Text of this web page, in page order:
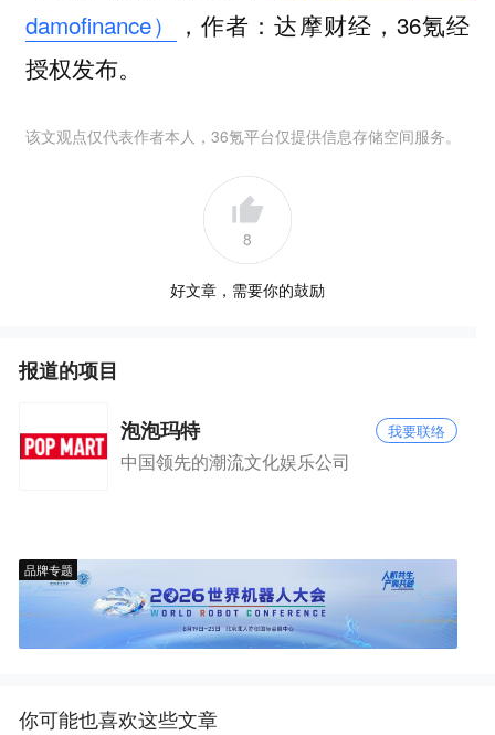
damofinance）
，作者：达摩财经，36氪经
授权发布。
该文观点仅代表作者本人，36氪平台仅提供信息存储空间服务。
8
好文章，需要你的鼓励
报道的项目
泡泡玛特 我要联络
中国领先的潮流文化娱乐公司
品牌专题
你可能也喜欢这些文章